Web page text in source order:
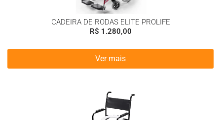
CADEIRA DE RODAS ELITE PROLIFE
R$ 1.280,00
Ver mais